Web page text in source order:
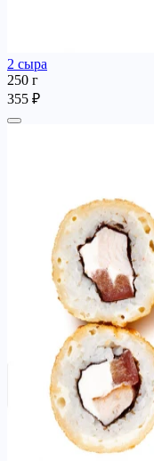
2 сыра
250 г
355 ₽